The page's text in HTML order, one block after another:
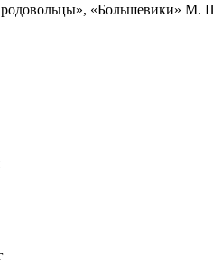
«Большевики» М.